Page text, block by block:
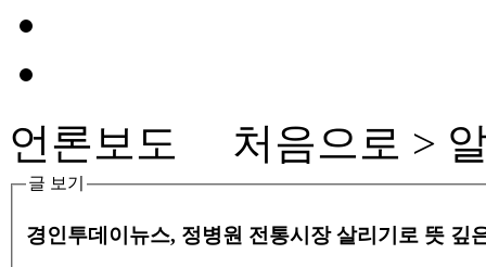
언론보도 처음으로 >
글 보기
경인투데이뉴스, 정병원 전통시장 살리기로 뜻 깊